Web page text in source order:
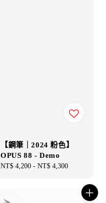
【鋼筆｜2024 粉色】
OPUS 88 - Demo
Regular
NT$ 4,200 - NT$ 4,300